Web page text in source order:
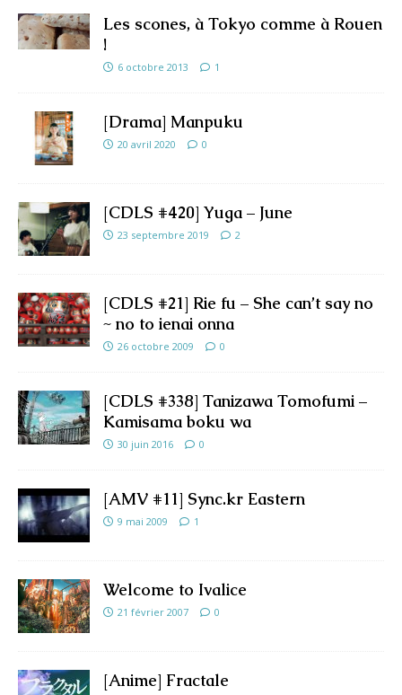
Les scones, à Tokyo comme à Rouen
!
6 octobre 2013 1
[Drama] Manpuku
20 avril 2020 0
[CDLS #420] Yuga – June
23 septembre 2019 2
[CDLS #21] Rie fu – She can’t say no
~ no to ienai onna
26 octobre 2009 0
[CDLS #338] Tanizawa Tomofumi –
Kamisama boku wa
30 juin 2016 0
[AMV #11] Sync.kr Eastern
9 mai 2009 1
Welcome to Ivalice
21 février 2007 0
[Anime] Fractale